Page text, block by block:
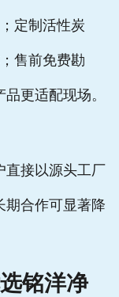
定制活性炭
售前免费勘
更适配现场。
直接以源头工厂
期合作可显著降
铭洋净